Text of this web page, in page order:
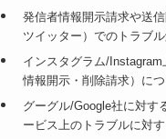
発信者情報開示請求や送
ツイッター）でのトラブ
インスタグラム/
情報開示・削除請求）に
グーグル/Google社に対す
ービス上のトラブルに対